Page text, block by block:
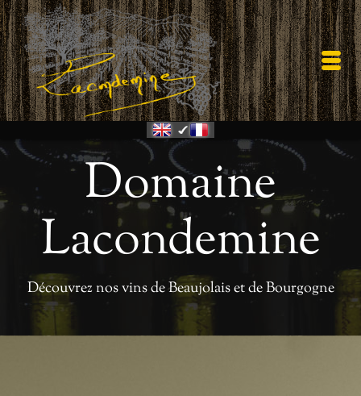
Domaine
Lacondemine
Découvrez nos vins de Beaujolais et de Bourgogne